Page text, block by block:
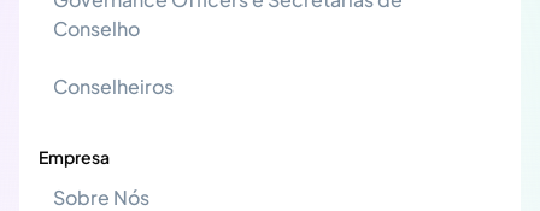
Conselho
Conselheiros
Empresa
Sobre Nós